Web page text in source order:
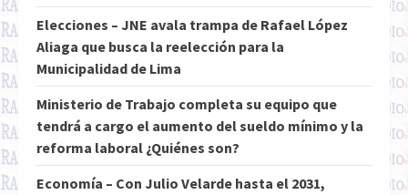
Elecciones – JNE avala trampa de Rafael López
Aliaga que busca la reelección para la
Municipalidad de Lima
Ministerio de Trabajo completa su equipo que
tendrá a cargo el aumento del sueldo mínimo y la
reforma laboral ¿Quiénes son?
Economía – Con Julio Velarde hasta el 2031,